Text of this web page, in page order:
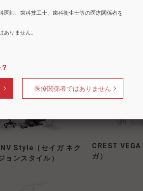
エクシード
Style（セイガ ネク
ョンスタイル）
CREST VEGA
ガ）
医師、歯科技工士、歯科衛生士等の医療関係者を
りません。
医療関係者ではありません